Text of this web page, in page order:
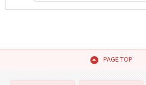
PAGE TOP